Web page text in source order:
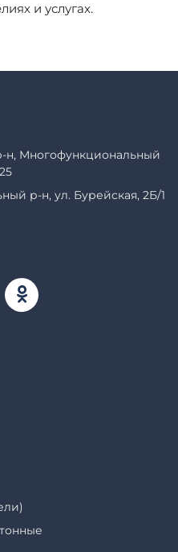
и услугах.
н, Многофункциональный
р-н, ул. Бурейская, 2Б/1